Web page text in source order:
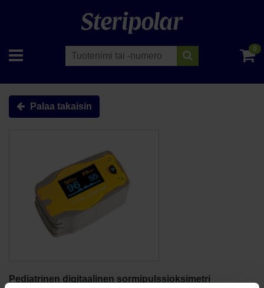
0
Palaa takaisin
Pediatrinen digitaalinen sormipulssioksimetri